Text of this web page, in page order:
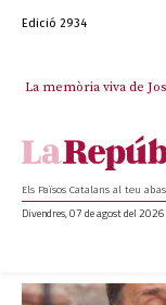
Edició 2934
La memòria viva de
Els Països Catalans al teu
Divendres, 07 de agost del 2026